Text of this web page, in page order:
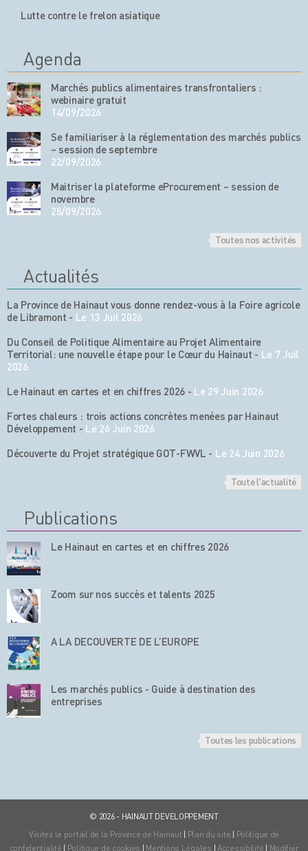
Lutte contre le frelon asiatique
Agenda
Marchés publics alimentaires transfrontaliers :
webinaire gratuit
14/09/2026
Se familiariser à la réglementation des marchés publics
– session de septembre
22/09/2026
Maitriser la plateforme eProcurement – session de
novembre
25/09/2026
Toutes nos activités
Actualités
La Province de Hainaut vous donne rendez-vous à la Foire agricole
de Libramont - Le 13 Juil 2026
Du Conseil de Politique Alimentaire au Projet Alimentaire
Territorial: une nouvelle étape pour le Cœur du Hainaut - Le 7 Juil
2026
Le Hainaut en cartes et en chiffres 2026 - Le 29 Juin 2026
Fortes chaleurs : trois actions concrètes menées par Hainaut
Développement - Le 26 Juin 2026
Découverte du Projet stratégique GOT-FWVL - Le 24 Juin 2026
Toute l'actualité
Publications
Le Hainaut en cartes et en chiffres 2026
Zoom sur nos succès et talents 2025
A LA DECOUVERTE DE L’EUROPE
Les marchés publics - Guide à destination des
entreprises
Toutes les publications
© 2026 - HAINAUT DEVELOPPEMENT
Visitez le portail de la Province de Hainaut | Plan du site | Politique de
confidentialité | Politique de cookies | Mentions Légales | Accessibilité | Modifier